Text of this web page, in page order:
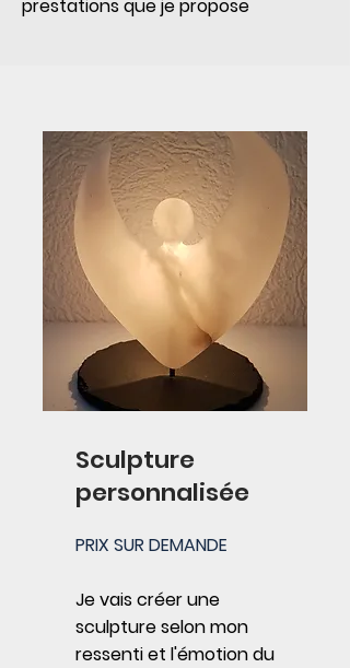
prestations que je propose
Sculpture
personnalisée
PRIX SUR DEMANDE
Je vais créer une
sculpture selon mon
ressenti et l'émotion du